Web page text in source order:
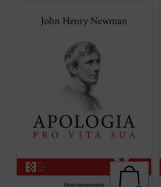
literatura autobiográfica universal, supuso
rechazo que había causado en Inglaterra
su conversión al catolicismo. La presente ...